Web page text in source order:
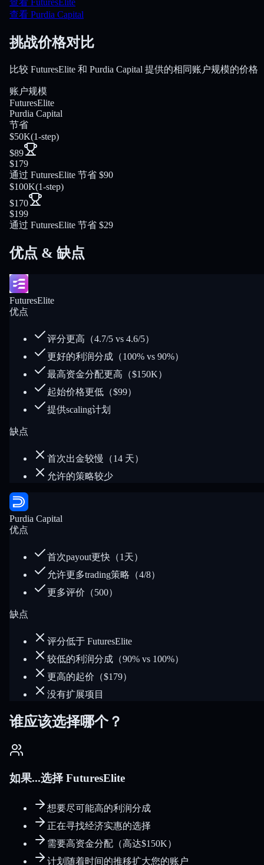
查看 Purdia Capital
挑战价格对比
比较 FuturesElite 和 Purdia Capital 提供的相同账户规模的价格
账户规模
FuturesElite
Purdia Capital
节省
$50K(1-step)
$89
$179
通过 FuturesElite 节省 $90
$100K(1-step)
$170
$199
通过 FuturesElite 节省 $29
优点 & 缺点
FuturesElite
优点
评分更高（4.7/5 vs 4.6/5）
更好的利润分成（100% vs 90%）
最高资金分配更高（$150K）
起始价格更低（$99）
提供scaling计划
缺点
首次出金较慢（14 天）
允许的策略较少
Purdia Capital
优点
首次payout更快（1天）
允许更多trading策略（4/8）
更多评价（500）
缺点
评分低于 FuturesElite
较低的利润分成（90% vs 100%）
更高的起价（$179）
没有扩展项目
谁应该选择哪个？
如果...选择 FuturesElite
想要尽可能高的利润分成
正在寻找经济实惠的选择
需要高资金分配（高达$150K）
计划随着时间的推移扩大您的账户